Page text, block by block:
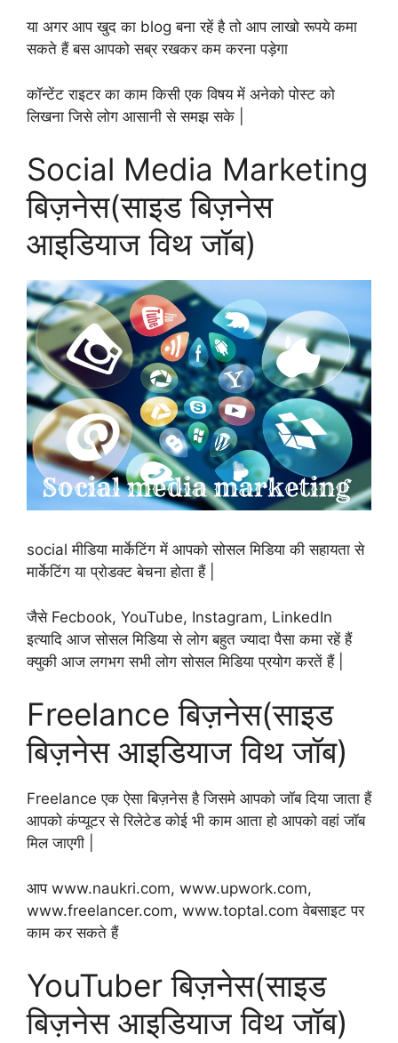
या अगर आप खुद का blog बना रहें है तो आप लाखो रूपये कमा
सकते हैं बस आपको सब्र रखकर कम करना पड़ेगा
कॉन्टेंट राइटर का काम किसी एक विषय में अनेको पोस्ट को
लिखना जिसे लोग आसानी से समझ सके |
Social Media Marketing
बिज़नेस(साइड बिज़नेस
आइडियाज विथ जॉब)
social मीडिया मार्केटिंग में आपको सोसल मिडिया की सहायता से
मार्केटिंग या प्रोडक्ट बेचना होता हैं |
जैसे Fecbook, YouTube, Instagram, LinkedIn
इत्यादि आज सोसल मिडिया से लोग बहुत ज्यादा पैसा कमा रहें हैं
क्युकी आज लगभग सभी लोग सोसल मिडिया प्रयोग करतें हैं |
Freelance बिज़नेस(साइड
बिज़नेस आइडियाज विथ जॉब)
Freelance एक ऐसा बिज़नेस है जिसमे आपको जॉब दिया जाता हैं
आपको कंप्यूटर से रिलेटेड कोई भी काम आता हो आपको वहां जॉब
मिल जाएगी |
आप www.naukri.com, www.upwork.com,
www.freelancer.com, www.toptal.com वेबसाइट पर
काम कर सकते हैं
YouTuber बिज़नेस(साइड
बिज़नेस आइडियाज विथ जॉब)